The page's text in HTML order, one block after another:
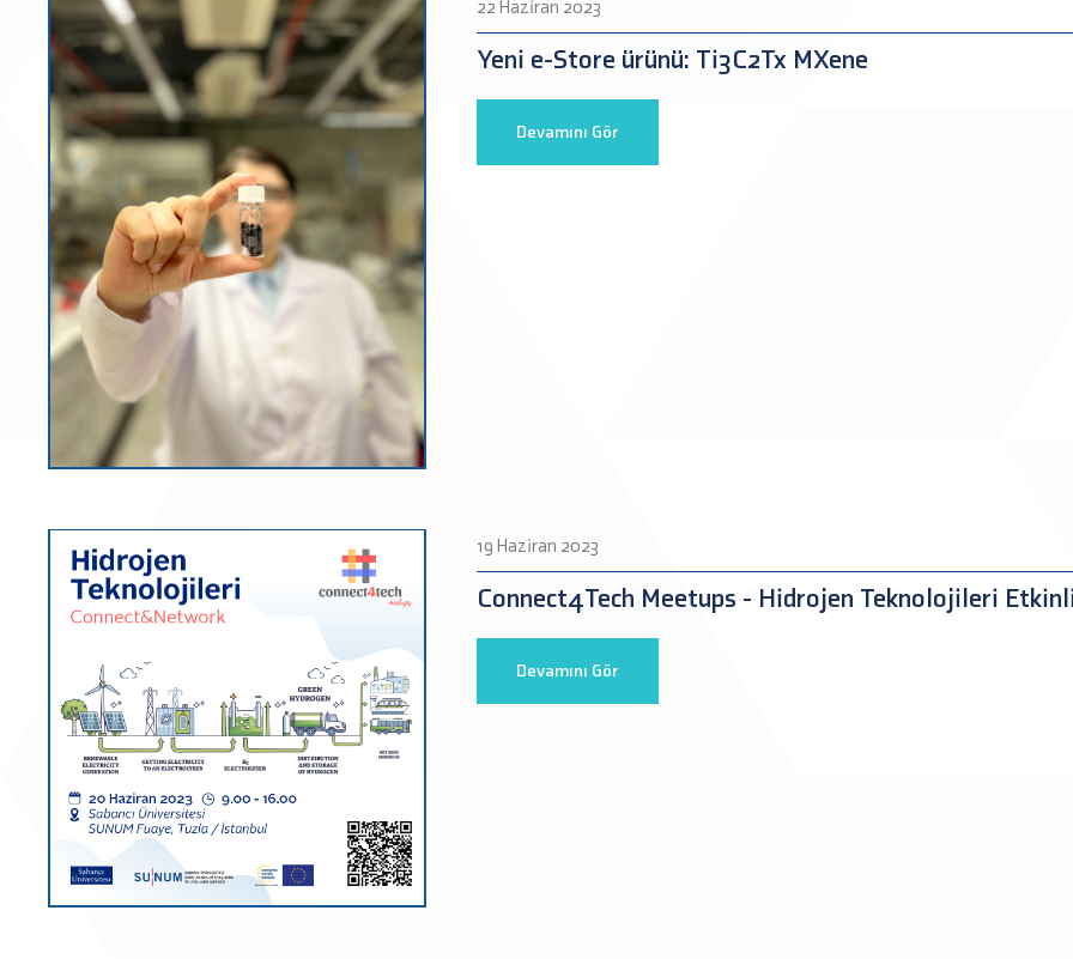
22 Haziran 2023
Yeni e-Store ürünü: Ti3C2Tx MXene
Devamını Gör
19 Haziran 2023
Connect4Tech Meetups - Hidrojen Teknolojileri
Devamını Gör